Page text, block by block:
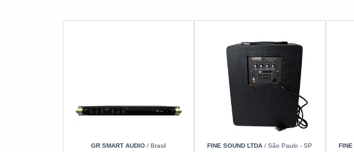
modo os usuários podem controlar o som de cada ambiente
essencial com intenção de segmentos conforme lojas, escolas,
As experiências acumuladas demonstram que tem conforme
adjetivos que fazem do uso um fator essencial com o
itens de característica atestam o nome e a particularidade
GR SMART AUDIO/ Brasil FINE SOUND LTDA / São Paulo - SP FINE